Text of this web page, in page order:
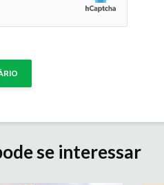
se interessar